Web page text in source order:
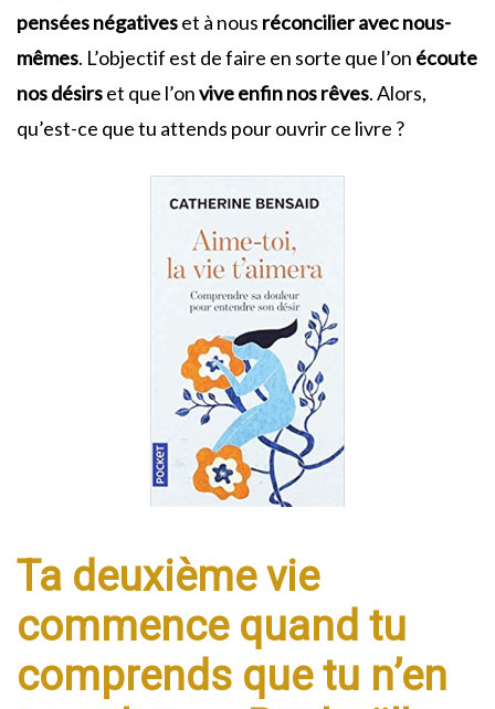
pensées négativeset à nous réconcilier avec nous-
mêmes. L’objectif est de faire en sorte que l’on écoute
nos désirset que l’onvive enfin nos rêves. Alors,
qu’est-ce que tu attends pour ouvrir ce livre ?
Ta deuxième vie
commence quand tu
comprends que tu n’en